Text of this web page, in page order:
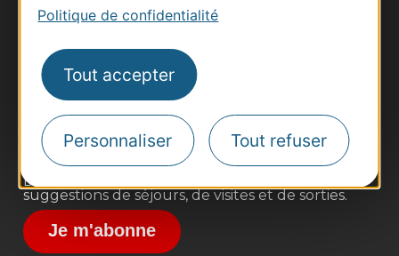
Politique de confidentialité
Tout accepter
Personnaliser Tout refuser
Business/Mice
Pros d'Occitanie
Site presse et d'influence
Voyagistes
Destination Sport
Inscrivez-vous à la lettre d'information
Destination Occitanie pour recevoir des
suggestions de séjours, de visites et de sorties.
Je m'abonne